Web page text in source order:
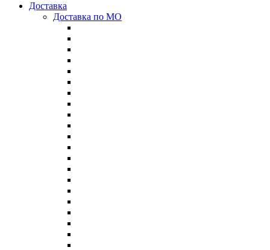
Доставка
Доставка по МО